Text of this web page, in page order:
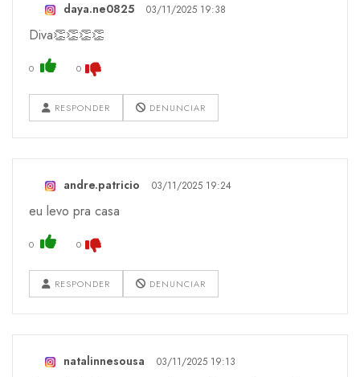
daya.ne0825 03/11/2025 19:38
Diva👏👏👏👏
0 0
RESPONDER DENUNCIAR
andre.patricio 03/11/2025 19:24
eu levo pra casa
0 0
RESPONDER DENUNCIAR
natalinnesousa 03/11/2025 19:13